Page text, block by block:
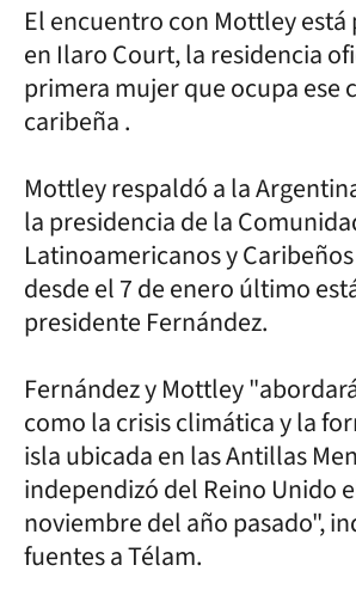
El encuentro con Mottley
en Ilaro Court, la residencia
primera mujer que ocupa ese
caribeña .
Mottley respaldó a la
la presidencia de la
Latinoamericanos y
desde el 7 de enero último
presidente Fernández.
Fernández y Mottley
como la crisis climática y la
isla ubicada en las Antillas
independizó del Reino Unido
noviembre del año pasado",
fuentes a Télam.